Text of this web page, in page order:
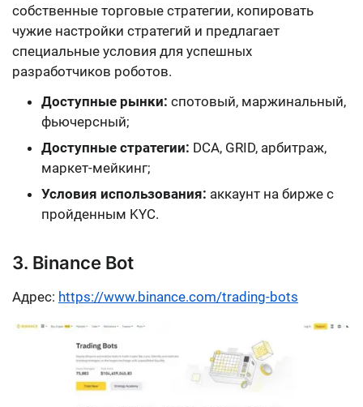
собственные торговые стратегии, копировать
чужие настройки стратегий и предлагает
специальные условия для успешных
разработчиков роботов.
Доступные рынки: спотовый, маржинальный,
фьючерсный;
Доступные стратегии: DCA, GRID, арбитраж,
маркет-мейкинг;
Условия использования: аккаунт на бирже с
пройденным KYC.
3. Binance Bot
Адрес: https://www.binance.com/trading-bots